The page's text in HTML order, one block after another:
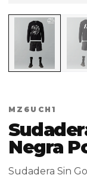
MZ6UCH1
Negra
Sudadera Sin